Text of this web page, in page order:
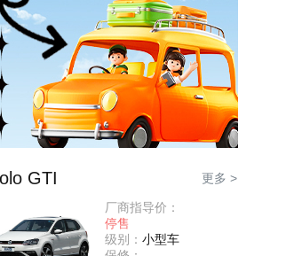
GTI 更多 >
厂商指导价：
停售
级别： 小型车